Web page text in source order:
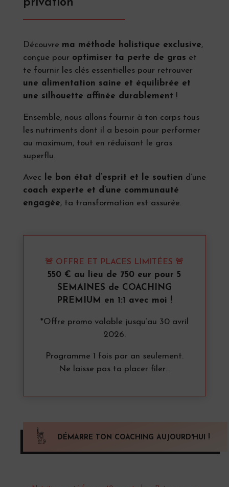
privation
Découvre ma méthode holistique exclusive,
conçue pour optimiser ta perte de gras et
te fournir les clés essentielles pour retrouver
une alimentation saine et équilibrée et
une silhouette affinée durablement !
Ensemble, nous allons fournir à ton corps tous
les nutriments dont il a besoin pour performer
au maximum, tout en réduisant le gras
superflu.
Avec le bon état d’esprit et le soutien d’une
coach experte et d’une communauté
engagée, ta transformation est assurée.
🚨 OFFRE ET PLACES LIMITÉES 🚨
550 € au lieu de 750 eur pour 5
SEMAINES de COACHING
PREMIUM en 1:1 avec moi !
*Offre promo valable jusqu’au 30 avril
2026.
Programme 1 fois par an seulement.
Ne laisse pas ta placer filer…
DÉMARRE TON COACHING AUJOURD'HUI !